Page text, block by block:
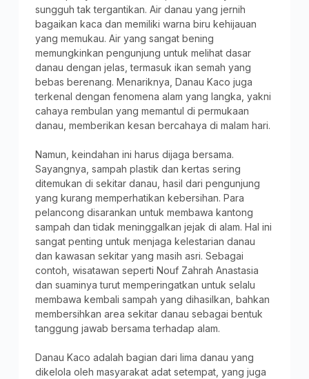
sungguh tak tergantikan. Air danau yang jernih
bagaikan kaca dan memiliki warna biru kehijauan
yang memukau. Air yang sangat bening
memungkinkan pengunjung untuk melihat dasar
danau dengan jelas, termasuk ikan semah yang
bebas berenang. Menariknya, Danau Kaco juga
terkenal dengan fenomena alam yang langka, yakni
cahaya rembulan yang memantul di permukaan
danau, memberikan kesan bercahaya di malam hari.
Namun, keindahan ini harus dijaga bersama.
Sayangnya, sampah plastik dan kertas sering
ditemukan di sekitar danau, hasil dari pengunjung
yang kurang memperhatikan kebersihan. Para
pelancong disarankan untuk membawa kantong
sampah dan tidak meninggalkan jejak di alam. Hal ini
sangat penting untuk menjaga kelestarian danau
dan kawasan sekitar yang masih asri. Sebagai
contoh, wisatawan seperti Nouf Zahrah Anastasia
dan suaminya turut memperingatkan untuk selalu
membawa kembali sampah yang dihasilkan, bahkan
membersihkan area sekitar danau sebagai bentuk
tanggung jawab bersama terhadap alam.
Danau Kaco adalah bagian dari lima danau yang
dikelola oleh masyarakat adat setempat, yang juga